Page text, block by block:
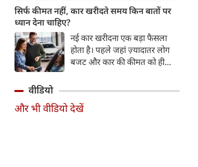
200 अरब रुपए का मौका
सिर्फ कीमत नहीं, कार खरीदते समय किन बातों पर
ध्यान देना चाहिए?
नई कार खरीदना एक बड़ा फैसला
होता है। पहले जहां ज़्यादातर लोग
बजट और कार की कीमत को ही
खरीदते समय किन बातों पर ध्यान
वीडियो
और भी वीडियो देखें